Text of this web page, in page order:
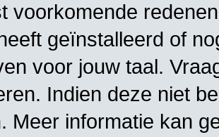
voorkomende
geïnstalleerd of
voor jouw taal.
Indien deze niet
Meer informatie kan